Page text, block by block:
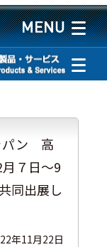
パン 高
７日～9
同出展し
年11月22日